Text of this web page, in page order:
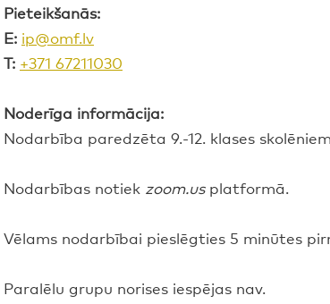
Pieteikšanās:
E: ip@omf.lv
T: +371 67211030
Noderīga informācija:
Nodarbība paredzēta 9.-12. klases
Nodarbības notiek zoom.usplatformā.
Vēlams nodarbībai pieslēgties 5 minūtes
Paralēlu grupu norises iespējas nav.